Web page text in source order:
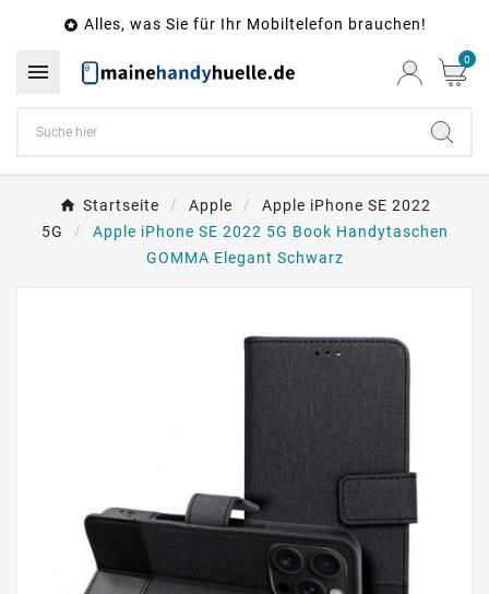
 Alles, was Sie für Ihr Mobiltelefon brauchen!
 0
Startseite Apple
Apple iPhone SE 2022
5G
Apple iPhone SE 2022 5G Book Handytaschen
GOMMA Elegant Schwarz